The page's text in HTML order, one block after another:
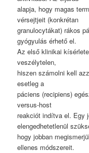
alapja, hogy magas
vérsejtjeit (konkrétan
granulocytákat) rákos
gyógyulás érhető el.
Az első klinikai
veszélytelen,
hiszen számolni kell
esetleg a
páciens (recipiens)
versus-host
reakciót indítva el. Egy
elengedhetetlenül
hogy jobban
ellenes módszereit.